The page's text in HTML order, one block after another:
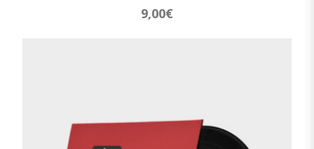
9,00€